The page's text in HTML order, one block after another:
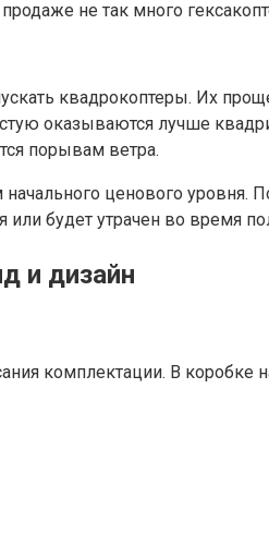
не так много
квадрокоптеры. Их
оказываются лучше
порывам ветра.
ценового
или будет утрачен во время
и дизайн
комплектации. В коробке